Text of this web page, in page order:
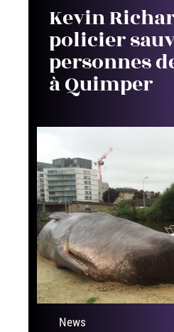
Kevin
policier
personnes
à Quimper
News